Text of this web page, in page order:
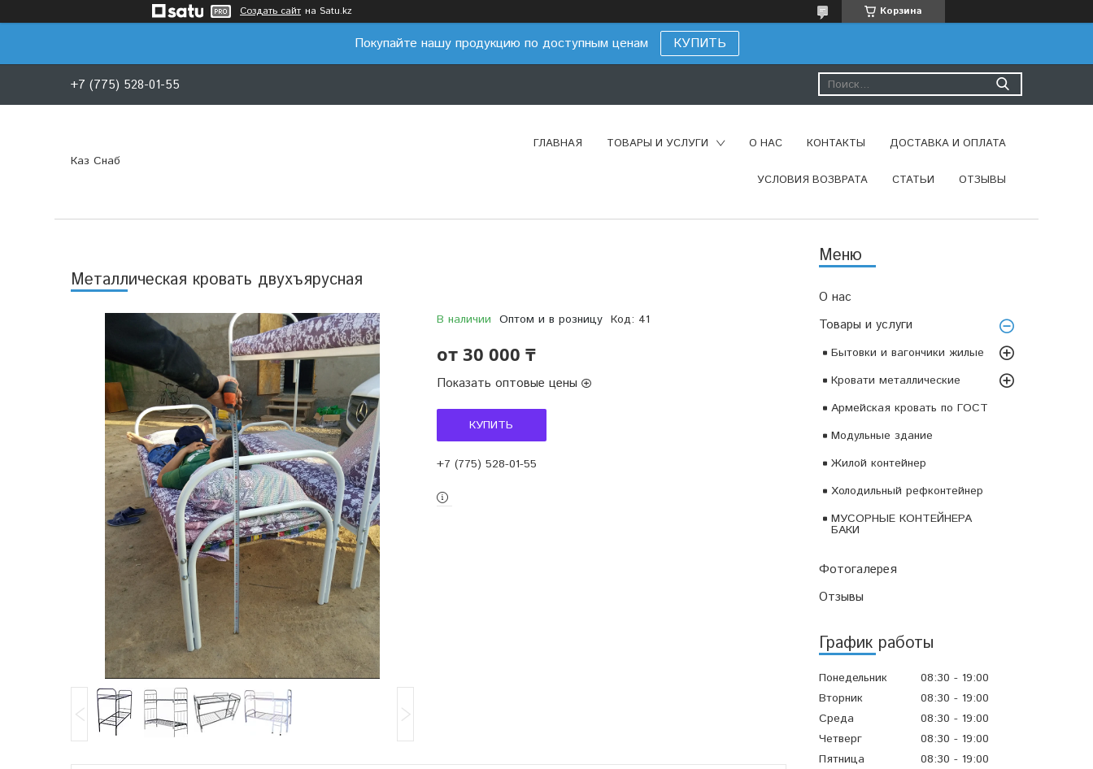
Создать сайт на Satu.kz Корзина
Покупайте нашу продукцию по доступным ценам КУПИТЬ
+7 (775) 528-01-55
Каз Снаб
ГЛАВНАЯ ТОВАРЫ И УСЛУГИ О НАС КОНТАКТЫ ДОСТАВКА И ОПЛАТА
УСЛОВИЯ ВОЗВРАТА СТАТЬИ ОТЗЫВЫ
О нас
Товары и услуги
Бытовки и вагончики жилые
Кровати металлические
Армейская кровать по ГОСТ
Модульные здание
Жилой контейнер
Холодильный рефконтейнер
МУСОРНЫЕ КОНТЕЙНЕРА
БАКИ
Фотогалерея
Отзывы
График работы
Понедельник 08:30
19:00
Вторник
08:30
19:00
Среда
08:30
19:00
Четверг
08:30
19:00
Пятница
08:30
19:00
Металлическая кровать двухъярусная
В наличии Оптом и в розницу Код: 41
от 30 000 ₸
Показать оптовые цены
КУПИТЬ
+7 (775) 528-01-55